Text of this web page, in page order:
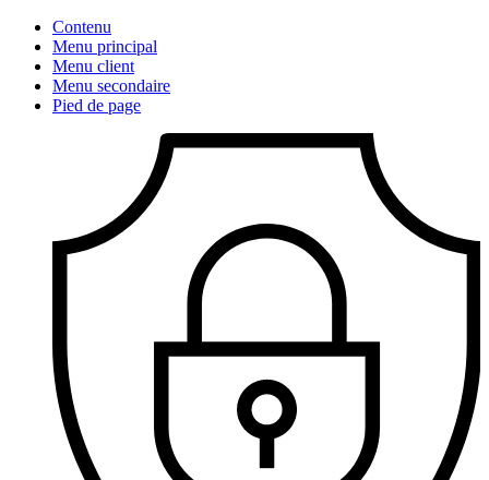
Contenu
Menu principal
Menu client
Menu secondaire
Pied de page